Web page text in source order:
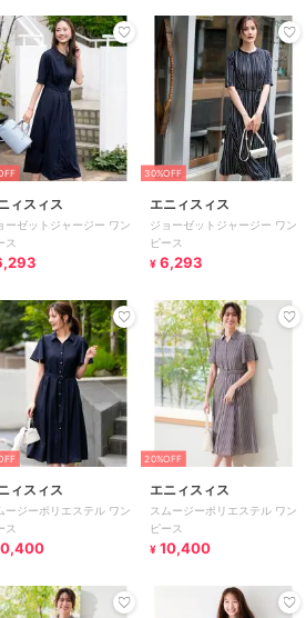
ィスィス
ーゼットジャージー ワン
ス
30%OFF
エニィスィス
ジョーゼットジャージー ワン
ピース
¥ 6,293
ィスィス
ージーポリエステル ワン
ス
20%OFF
エニィスィス
スムージーポリエステル ワン
ピース
¥ 10,400